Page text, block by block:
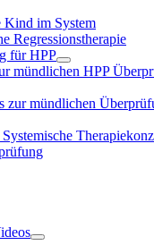
im System
Regressionstherapie
für HPP
mündlichen HPP
zur mündlichen